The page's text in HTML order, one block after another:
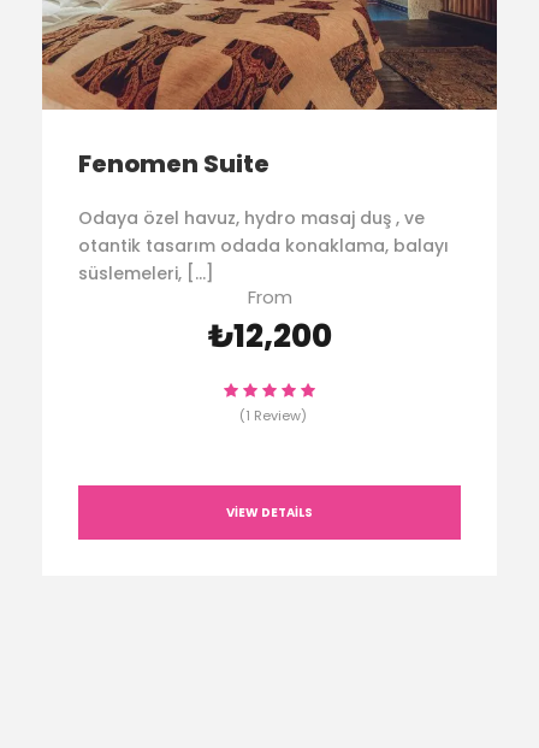
Fenomen Suite
Odaya özel havuz, hydro masaj duş , ve
otantik tasarım odada konaklama, balayı
süslemeleri, […]
From
₺12,200
(1 Review)
VIEW DETAILS